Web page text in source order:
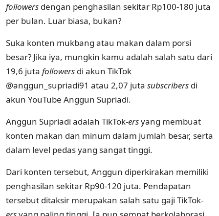
followers dengan penghasilan sekitar Rp100-180 juta
per bulan. Luar biasa, bukan?
Suka konten mukbang atau makan dalam porsi
besar? Jika iya, mungkin kamu adalah salah satu dari
19,6 juta followers di akun TikTok
@anggun_supriadi91 atau 2,07 juta subscribers di
akun YouTube Anggun Supriadi.
Anggun Supriadi adalah TikTok-ersyang membuat
konten makan dan minum dalam jumlah besar, serta
dalam level pedas yang sangat tinggi.
Dari konten tersebut, Anggun diperkirakan memiliki
penghasilan sekitar Rp90-120 juta. Pendapatan
tersebut ditaksir merupakan salah satu gaji TikTok-